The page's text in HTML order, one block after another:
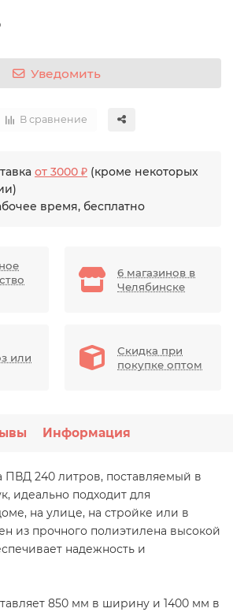
Уведомить
В сравнение
от 3000 ₽ (кроме некоторых
время, бесплатно
6 магазинов в
Челябинске
или
Скидка при
покупке оптом
Информация
240 литров, поставляемый в
идеально подходит для
на улице, на стройке или в
из прочного полиэтилена высокой
надежность и
850 мм в ширину и 1400 мм в